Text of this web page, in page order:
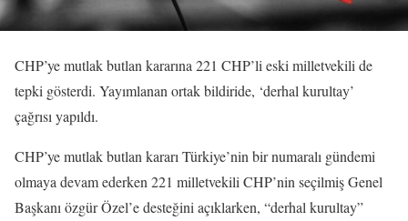
CHP’ye mutlak butlan kararına 221 CHP’li eski milletvekili de
tepki gösterdi. Yayımlanan ortak bildiride, ‘derhal kurultay’
çağrısı yapıldı.
CHP’ye mutlak butlan kararı Türkiye’nin bir numaralı gündemi
olmaya devam ederken 221 milletvekili CHP’nin seçilmiş Genel
Başkanı özgür Özel’e desteğini açıklarken, “derhal kurultay”